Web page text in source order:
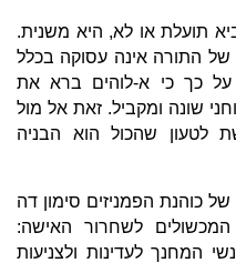
תועלת או לא, היא משנית.
התורה אינה עסוקה בכלל
כך כי א-לוהים ברא את
שונה ומקביל. זאת אל מול
לטעון שהכול הוא הבניה
כוהנת הפמניזים סימון דה
לשחרור האישה:
המחנך לעדינות ולצניעות